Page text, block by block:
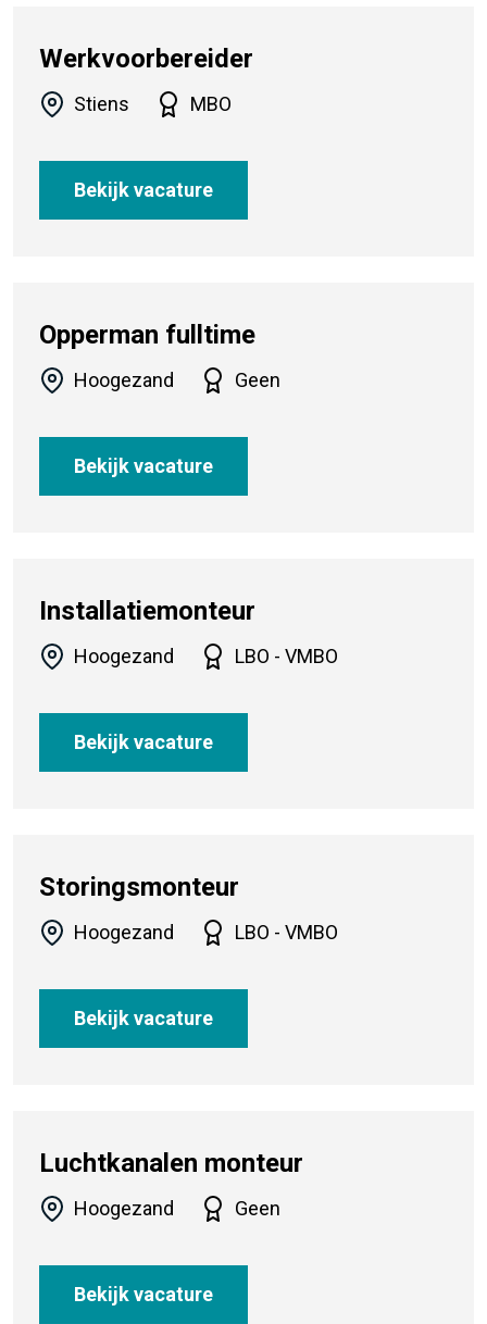
Werkvoorbereider
Stiens MBO
Bekijk vacature
Opperman fulltime
Hoogezand Geen
Bekijk vacature
Installatiemonteur
Hoogezand LBO - VMBO
Bekijk vacature
Storingsmonteur
Hoogezand LBO - VMBO
Bekijk vacature
Luchtkanalen monteur
Hoogezand Geen
Bekijk vacature